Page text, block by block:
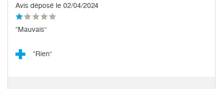
Avis déposé le 02/04/2024
“Mauvais”
“Rien”